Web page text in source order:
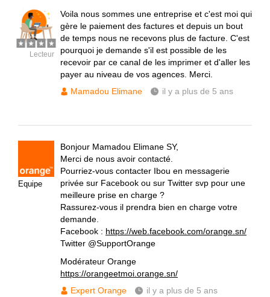
Lecteur
Voila nous sommes une entreprise et c'est moi qui
gère le paiement des factures et depuis un bout
de temps nous ne recevons plus de facture. C'est
pourquoi je demande s'il est possible de les
recevoir par ce canal de les imprimer et d'aller les
payer au niveau de vos agences. Merci.
Mamadou Elimane
il y a plus de 5 ans
Equipe
Bonjour Mamadou Elimane SY,
Merci de nous avoir contacté.
Pourriez-vous contacter Ibou en messagerie
privée sur Facebook ou sur Twitter svp pour une
meilleure prise en charge ?
Rassurez-vous il prendra bien en charge votre
demande.
Facebook : https://web.facebook.com/orange.sn/
Twitter @SupportOrange
Modérateur Orange
https://orangeetmoi.orange.sn/
Expert Orange
il y a plus de 5 ans